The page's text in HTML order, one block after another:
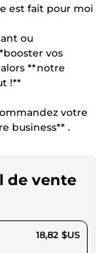
est fait pour moi
ou
vos
**notre
!**
votre
business** .
de vente
18,82 $US